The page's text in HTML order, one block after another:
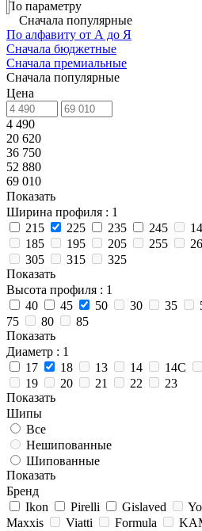
По параметру
Сначала популярные
По алфавиту от А до Я
Сначала бюджетные
Сначала премиальные
Сначала популярные
Цена
4 490
20 620
36 750
52 880
69 010
Показать
Ширина профиля : 1
215
225 235 245
185
195 205 255
305
315
325
Показать
Высота профиля : 1
40
45 50 30 35
75
80
85
Показать
Диаметр : 1
17
18 13 14 14C
19
20 21 22
23
Показать
Шипы
Все
Нешипованные
Шипованные
Показать
Бренд
Ikon
Pirelli Gislaved
Maxxis
Viatti Formula